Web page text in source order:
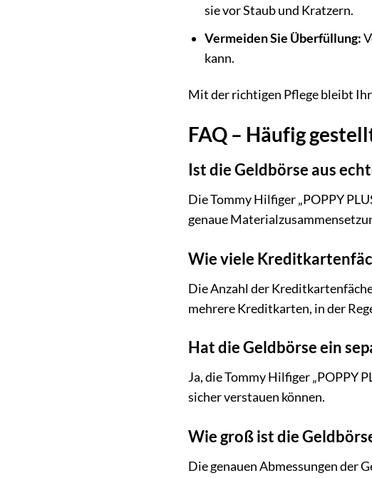
sie vor Staub und Kratzern.
Vermeiden Sie Überfüllung:
kann.
Mit der richtigen Pflege bleibt
FAQ – Häufig
Ist die Geldbörse aus
Die Tommy Hilfiger „POPPY
genaue
Wie viele
Die Anzahl der
mehrere Kreditkarten, in der
Hat die Geldbörse ein
Ja, die Tommy Hilfiger „POPPY
sicher verstauen können.
Wie groß ist die
Die genauen Abmessungen der